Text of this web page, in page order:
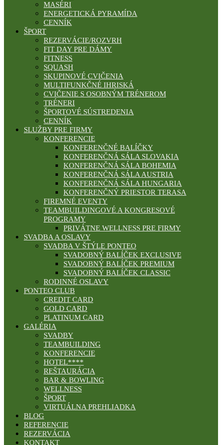
MASÉRI
ENERGETICKÁ PYRAMÍDA
CENNÍK
ŠPORT
REZERVÁCIE/ROZVRH
FIT DAY PRE DÁMY
FITNESS
SQUASH
SKUPINOVÉ CVIČENIA
MULTIFUNKČNÉ IHRISKÁ
CVIČENIE S OSOBNÝM TRÉNEROM
TRÉNERI
ŠPORTOVÉ SÚSTREDENIA
CENNÍK
SLUŽBY PRE FIRMY
KONFERENCIE
KONFERENČNÉ BALÍČKY
KONFERENČNÁ SÁLA SLOVAKIA
KONFERENČNÁ SÁLA BOHEMIA
KONFERENČNÁ SÁLA AUSTRIA
KONFERENČNÁ SÁLA HUNGARIA
KONFERENČNÝ PRIESTOR TERASA
FIREMNÉ EVENTY
TEAMBUILDINGOVÉ A KONGRESOVÉ
PROGRAMY
PRIVÁTNE WELLNESS PRE FIRMY
SVADBA A OSLAVY
SVADBA V ŠTÝLE PONTEO
SVADOBNÝ BALÍČEK EXCLUSIVE
SVADOBNÝ BALÍČEK PREMIUM
SVADOBNÝ BALÍČEK CLASSIC
RODINNÉ OSLAVY
PONTEO CLUB
CREDIT CARD
GOLD CARD
PLATINUM CARD
GALÉRIA
SVADBY
TEAMBUILDING
KONFERENCIE
HOTEL****
REŠTAURÁCIA
BAR & BOWLING
WELLNESS
ŠPORT
VIRTUÁLNA PREHLIADKA
BLOG
REFERENCIE
REZERVÁCIA
KONTAKT